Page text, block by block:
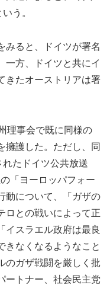
う。
みると、ドイツが署名
一方、ドイツと共にイ
きたオーストリアは署
理事会で既に同様の
擁護した。ただし、同
たドイツ公共放送
「ヨーロッパフォー
動について、「ガザの
ロとの戦いによって正
イスラエル政府は最良
きなくなるようなこと
のガザ戦闘を厳しく批
ートナー、社会民主党